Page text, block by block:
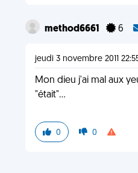
method6661 6
jeudi 3 novembre 2011
Mon dieu j'ai mal aux
"était"...
0 0